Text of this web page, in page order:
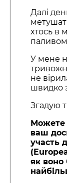
Далі
хтось в
У мене
не
швидко
Згадую
Можете
ваш
участь
як воно